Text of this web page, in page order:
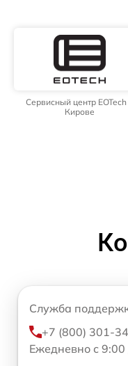
Сервисный центр EOTech
Кирове
Служба
+7 (800) 301-
Ежедневно с